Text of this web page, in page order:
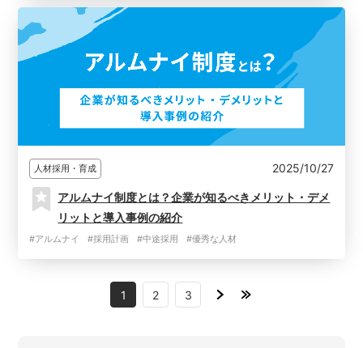
人材採用・育成 2025/10/27
アルムナイ制度とは？企業が知るべきメリット・デメ
リットと導入事例の紹介
#アルムナイ #採用計画 #中途採用 #優秀な人材
1 2 3